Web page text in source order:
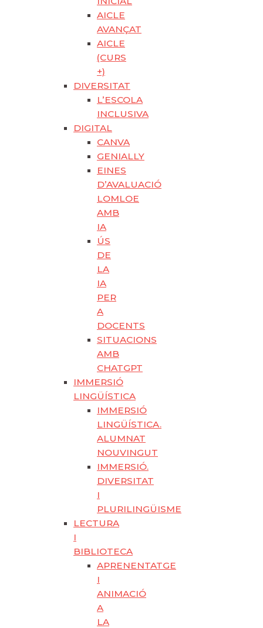
AICLE
AVANÇAT
AICLE
(CURS
+)
DIVERSITAT
L’ESCOLA
INCLUSIVA
DIGITAL
CANVA
GENIALLY
EINES
D’AVALUACIÓ
LOMLOE
AMB
IA
ÚS
DE
LA
IA
PER
A
DOCENTS
SITUACIONS
AMB
CHATGPT
IMMERSIÓ
LINGÜÍSTICA
IMMERSIÓ
LINGÜÍSTICA.
ALUMNAT
NOUVINGUT
IMMERSIÓ.
DIVERSITAT
I
PLURILINGÜISME
LECTURA
I
BIBLIOTECA
APRENENTATGE
I
ANIMACIÓ
A
LA